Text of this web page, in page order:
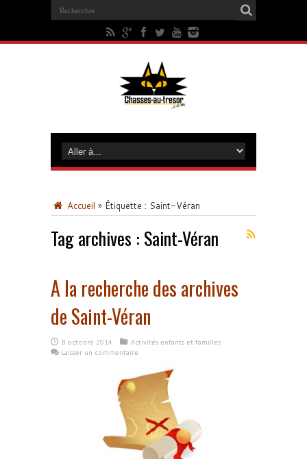
Accueil » Étiquette : Saint-Véran
Tag archives : Saint-Véran
A la recherche des archives
de Saint-Véran
8 octobre 2014
Activités enfants et familles
Laisser un commentaire